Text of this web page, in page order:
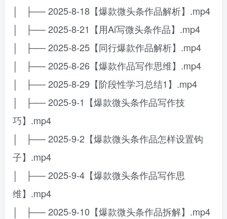
│ ├── 2025-8-18【爆款微头条作品解析】.mp4
│ ├── 2025-8-21【用Ai写微头条作品】.mp4
│ ├── 2025-8-25【同行爆款作品解析】.mp4
│ ├── 2025-8-26【爆款作品写作思维】.mp4
│ ├── 2025-8-29【阶段性学习总结1】.mp4
│ ├── 2025-9-1【爆款微头条作品写作技
巧】.mp4
│ ├── 2025-9-2【爆款微头条作品怎样设置钩
子】.mp4
│ ├── 2025-9-4【爆款微头条作品写作思
维】.mp4
│ ├── 2025-9-10【爆款微头条作品拆解】.mp4